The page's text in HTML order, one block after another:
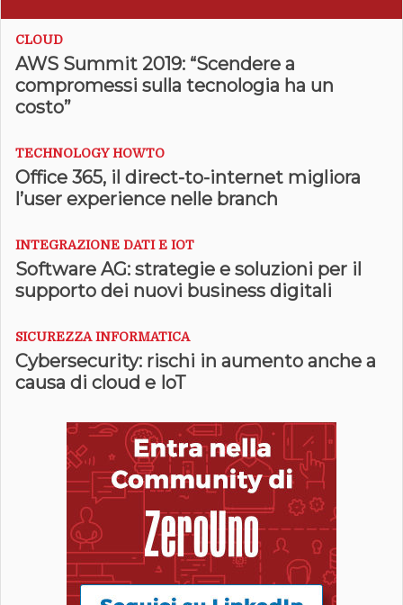
CLOUD
AWS Summit 2019: “Scendere a
compromessi sulla tecnologia ha un
costo”
TECHNOLOGY HOWTO
Office 365, il direct-to-internet migliora
l’user experience nelle branch
INTEGRAZIONE DATI E IOT
Software AG: strategie e soluzioni per il
supporto dei nuovi business digitali
SICUREZZA INFORMATICA
Cybersecurity: rischi in aumento anche a
causa di cloud e IoT